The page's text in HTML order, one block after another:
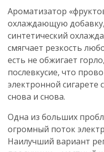
Ароматизатор
охлаждающую
синтетический
смягчает резкость
есть не обжигает
послевкусие, что
электронной
снова и снова.
Одна из больших
огромный поток
Наилучший вариант